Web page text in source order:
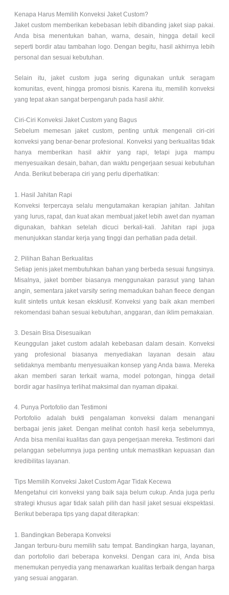
Kenapa Harus Memilih Konveksi Jaket Custom?
Jaket custom memberikan kebebasan lebih dibanding jaket siap pakai.
Anda bisa menentukan bahan, warna, desain, hingga detail kecil
seperti bordir atau tambahan logo. Dengan begitu, hasil akhirnya lebih
personal dan sesuai kebutuhan.
Selain itu, jaket custom juga sering digunakan untuk seragam
komunitas, event, hingga promosi bisnis. Karena itu, memilih konveksi
yang tepat akan sangat berpengaruh pada hasil akhir.
Ciri-Ciri Konveksi Jaket Custom yang Bagus
Sebelum memesan jaket custom, penting untuk mengenali ciri-ciri
konveksi yang benar-benar profesional. Konveksi yang berkualitas tidak
hanya memberikan hasil akhir yang rapi, tetapi juga mampu
menyesuaikan desain, bahan, dan waktu pengerjaan sesuai kebutuhan
Anda. Berikut beberapa ciri yang perlu diperhatikan:
1. Hasil Jahitan Rapi
Konveksi terpercaya selalu mengutamakan kerapian jahitan. Jahitan
yang lurus, rapat, dan kuat akan membuat jaket lebih awet dan nyaman
digunakan, bahkan setelah dicuci berkali-kali. Jahitan rapi juga
menunjukkan standar kerja yang tinggi dan perhatian pada detail.
2. Pilihan Bahan Berkualitas
Setiap jenis jaket membutuhkan bahan yang berbeda sesuai fungsinya.
Misalnya, jaket bomber biasanya menggunakan parasut yang tahan
angin, sementara jaket varsity sering memadukan bahan fleece dengan
kulit sintetis untuk kesan eksklusif. Konveksi yang baik akan memberi
rekomendasi bahan sesuai kebutuhan, anggaran, dan iklim pemakaian.
3. Desain Bisa Disesuaikan
Keunggulan jaket custom adalah kebebasan dalam desain. Konveksi
yang profesional biasanya menyediakan layanan desain atau
setidaknya membantu menyesuaikan konsep yang Anda bawa. Mereka
akan memberi saran terkait warna, model potongan, hingga detail
bordir agar hasilnya terlihat maksimal dan nyaman dipakai.
4. Punya Portofolio dan Testimoni
Portofolio adalah bukti pengalaman konveksi dalam menangani
berbagai jenis jaket. Dengan melihat contoh hasil kerja sebelumnya,
Anda bisa menilai kualitas dan gaya pengerjaan mereka. Testimoni dari
pelanggan sebelumnya juga penting untuk memastikan kepuasan dan
kredibilitas layanan.
Tips Memilih Konveksi Jaket Custom Agar Tidak Kecewa
Mengetahui ciri konveksi yang baik saja belum cukup. Anda juga perlu
strategi khusus agar tidak salah pilih dan hasil jaket sesuai ekspektasi.
Berikut beberapa tips yang dapat diterapkan:
1. Bandingkan Beberapa Konveksi
Jangan terburu-buru memilih satu tempat. Bandingkan harga, layanan,
dan portofolio dari beberapa konveksi. Dengan cara ini, Anda bisa
menemukan penyedia yang menawarkan kualitas terbaik dengan harga
yang sesuai anggaran.